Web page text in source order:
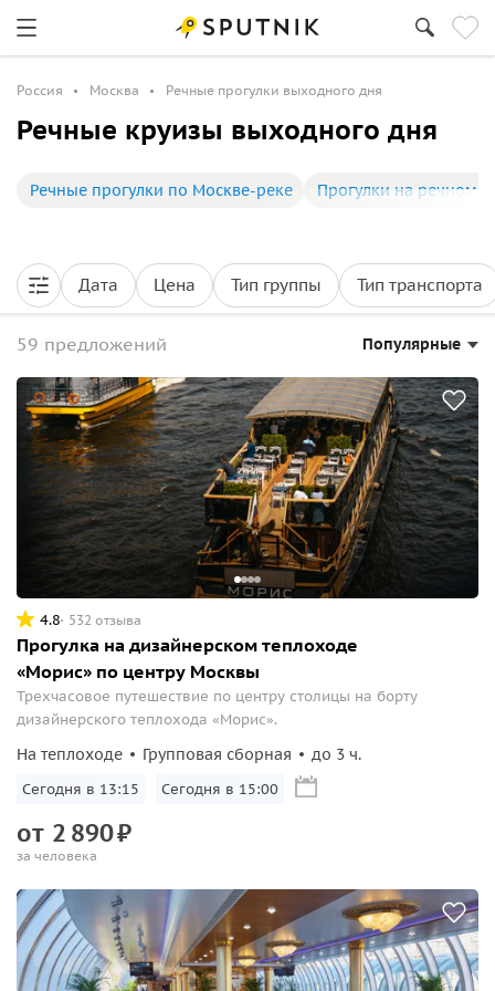
Россия Москва Речные прогулки выходного дня
Речные круизы выходного дня
Речные прогулки по Москве-реке Прогулки на речном
Дата Цена Тип группы Тип транспорта
59 предложений Популярные
4.8 532 отзыва
Прогулка на дизайнерском теплоходе
«Морис» по центру Москвы
Трехчасовое путешествие по центру столицы на борту
дизайнерского теплохода «Морис».
На теплоходе Групповая сборная до 3 ч.
Сегодня в 13:15 Сегодня в 15:00
от 2 890₽
за человека